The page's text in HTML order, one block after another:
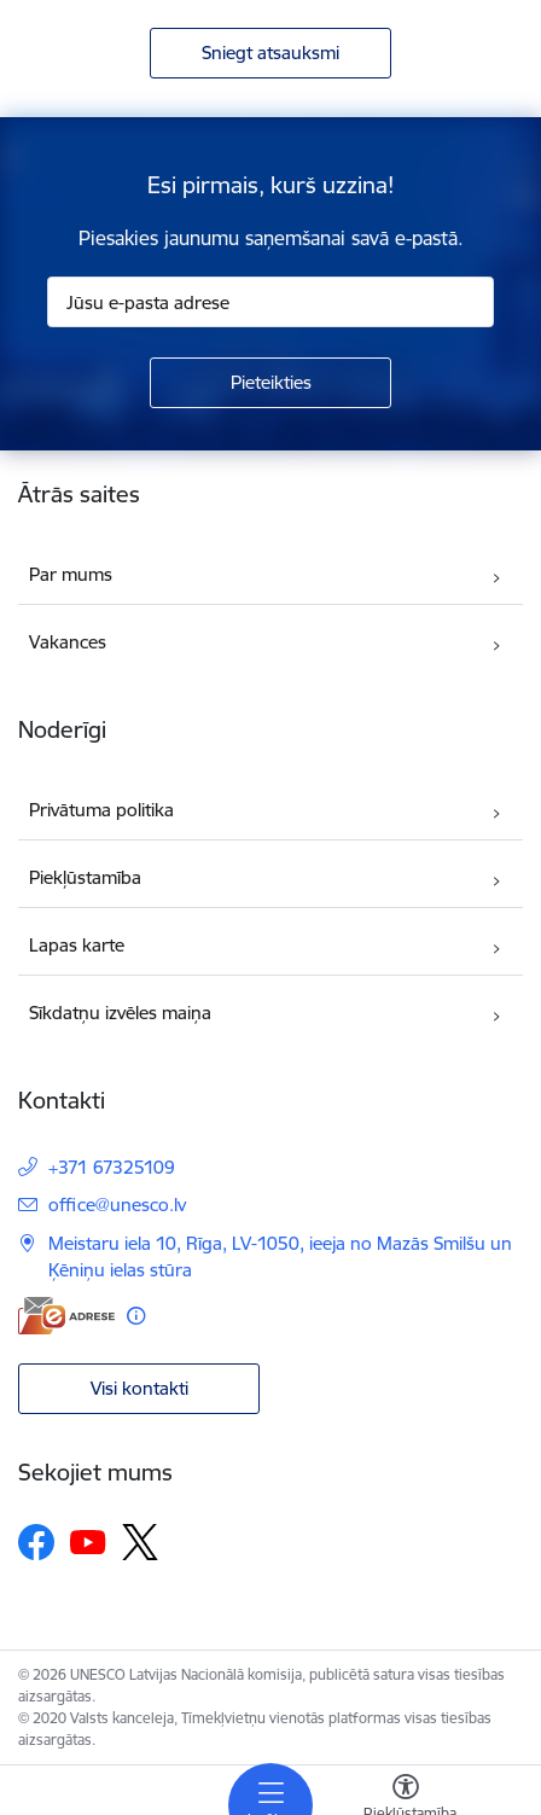
Sniegt atsauksmi
Esi pirmais, kurš uzzina!
Piesakies jaunumu saņemšanai savā e-pastā.
Kājene
Ātrās saites
Par mums
Vakances
Noderīgi
Privātuma politika
Piekļūstamība
Lapas karte
Sīkdatņu izvēles maiņa
Kontakti
+371 67325109
E-pasts:
office@unesco.lv
Meistaru iela 10, Rīga, LV-1050, ieeja no Mazās Smilšu un
Ķēniņu ielas stūra
Visi kontakti
Sekojiet mums
© 2026 UNESCO Latvijas Nacionālā komisija, publicētā satura visas tiesības
aizsargātas.
© 2020 Valsts kanceleja, Tīmekļvietņu vienotās platformas visas tiesības
aizsargātas.